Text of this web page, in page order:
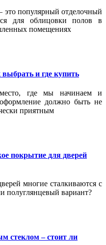
популярный отделочный
для облицовки полов в
помещениях
и где купить
где мы начинаем и
должно быть не
приятным
покрытие для дверей
многие сталкиваются с
полуглянцевый вариант?
стеклом – стоит ли